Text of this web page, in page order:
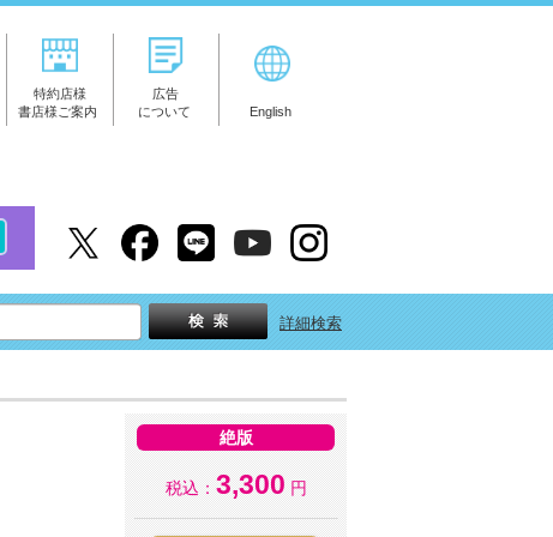
特約店様
書店様ご案内
広告
について
English
詳細検索
絶版
税込： 3,300 円